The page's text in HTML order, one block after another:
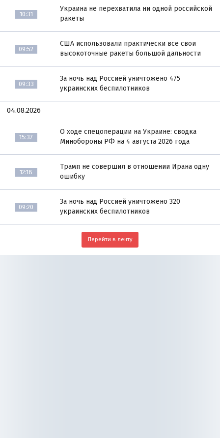
10:31
Украина не перехватила ни одной российской
ракеты
09:52
США использовали практически все свои
высокоточные ракеты большой дальности
09:33
За ночь над Россией уничтожено 475
украинских беспилотников
04.08.2026
15:37
О ходе спецоперации на Украине: сводка
Минобороны РФ на 4 августа 2026 года
12:18
Трамп не совершил в отношении Ирана одну
ошибку
09:20
За ночь над Россией уничтожено 320
украинских беспилотников
Перейти в ленту